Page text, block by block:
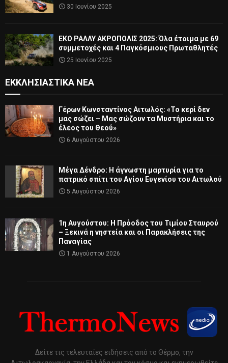
30 Ιουνίου 2025
ΕΚΟ ΡΑΛΛΥ ΑΚΡΟΠΟΛΙΣ 2025: Όλα έτοιμα με 69
συμμετοχές και 4 Παγκόσμιους Πρωταθλητές
25 Ιουνίου 2025
ΕΚΚΛΗΣΙΑΣΤΙΚΆ ΝΈΑ
Γέρων Κωνσταντίνος Αιτωλός: «Το κερί δεν
μας σώζει – Μας σώζουν τα Μυστήρια και το
έλεος του Θεού»
6 Αυγούστου 2026
Μέγα Δένδρο: Η άγνωστη μαρτυρία για το
πατρικό σπίτι του Αγίου Ευγενίου του Αιτωλού
5 Αυγούστου 2026
1η Αυγούστου: Η Πρόοδος του Τιμίου Σταυρού
– Ξεκινά η νηστεία και οι Παρακλήσεις της
Παναγίας
1 Αυγούστου 2026
Δείτε τις τελευταίες ειδήσεις από το Θέρμο, την